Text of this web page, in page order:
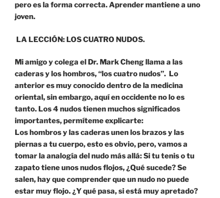
pero es la forma correcta. Aprender mantiene a uno
joven.
LA LECCIÓN: LOS CUATRO NUDOS.
Mi amigo y colega el Dr. Mark Cheng llama a las
caderas y los hombros, “los cuatro nudos”. Lo
anterior es muy conocido dentro de la medicina
oriental, sin embargo, aquí en occidente no lo es
tanto. Los 4 nudos tienen muchos significados
importantes, permíteme explicarte:
Los hombros y las caderas unen los brazos y las
piernas a tu cuerpo, esto es obvio, pero, vamos a
tomar la analogía del nudo más allá: Si tu tenis o tu
zapato tiene unos nudos flojos, ¿Qué sucede? Se
salen, hay que comprender que un nudo no puede
estar muy flojo. ¿Y qué pasa, si está muy apretado?